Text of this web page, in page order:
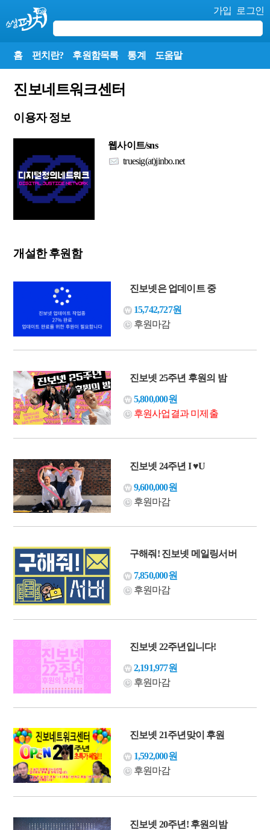
가입 로그인
홈 펀치란? 후원함목록 통계 도움말
진보네트워크센터
이용자 정보
웹사이트/sns
truesig(at)jinbo.net
개설한 후원함
진보넷은 업데이트 중
15,742,727원
후원마감
진보넷 25주년 후원의 밤
5,800,000원
후원사업결과 미제출
진보넷 24주년 I ♥U
9,600,000원
후원마감
구해줘! 진보넷 메일링서버
7,850,000원
후원마감
진보넷 22주년입니다!
2,191,977원
후원마감
진보넷 21주년맞이 후원
1,592,000원
후원마감
진보넷 20주년! 후원의밤